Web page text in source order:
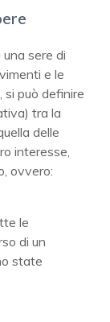
sere di
e le
si può definire
tra la
delle
interesse,
ovvero:
le
di un
state